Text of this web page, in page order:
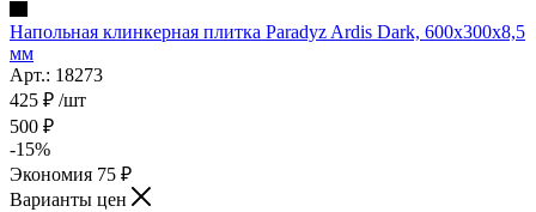
Напольная клинкерная плитка Paradyz Ardis Dark, 600x300x8,5
мм
Арт.: 18273
425 ₽ /шт
500 ₽
-15%
Экономия 75 ₽
Варианты цен